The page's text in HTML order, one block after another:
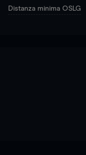
Distanza minima OSLG